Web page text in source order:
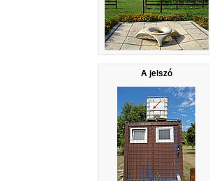
A jelszó